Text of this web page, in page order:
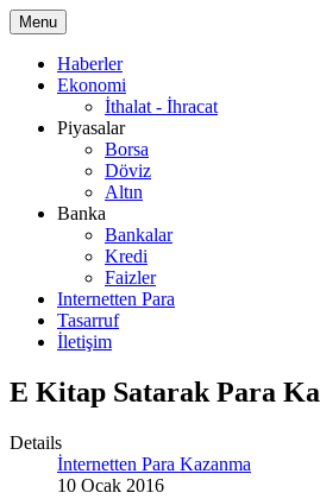
Menu
Haberler
Ekonomi
İthalat - İhracat
Piyasalar
Borsa
Döviz
Altın
Banka
Bankalar
Kredi
Faizler
Internetten Para
Tasarruf
İletişim
E Kitap Satarak Para
Details
İnternetten Para Kazanma
10 Ocak 2016